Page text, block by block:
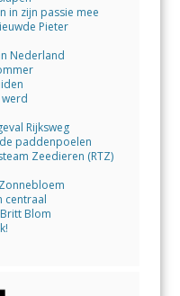
in zijn passie mee
Pieter
Nederland
Rijksweg
paddenpoelen
Zeedieren (RTZ)
centraal
Blom